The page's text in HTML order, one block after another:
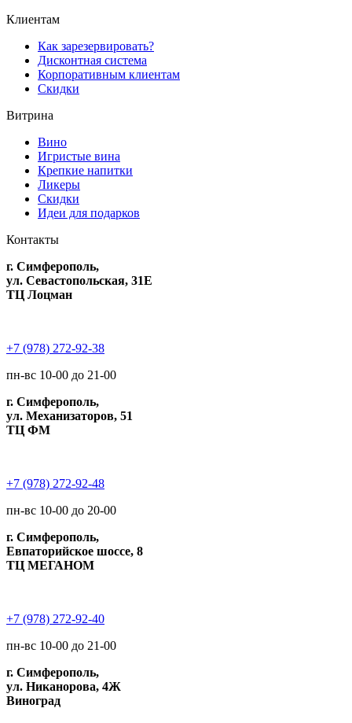
Клиентам
Как зарезервировать?
Дисконтная система
Корпоративным клиентам
Скидки
Витрина
Вино
Игристые вина
Крепкие напитки
Ликеры
Скидки
Идеи для подарков
Контакты
г. Симферополь,
ул. Севастопольская, 31Е
ТЦ Лоцман
+7 (978) 272-92-38
пн-вс 10-00 до 21-00
г. Симферополь,
ул. Механизаторов, 51
ТЦ ФМ
+7 (978) 272-92-48
пн-вс 10-00 до 20-00
г. Симферополь,
Евпаторийское шоссе, 8
ТЦ МЕГАНОМ
+7 (978) 272-92-40
пн-вс 10-00 до 21-00
г. Симферополь,
ул. Никанорова, 4Ж
Виноград